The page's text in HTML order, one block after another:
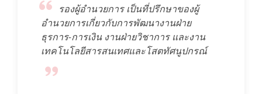
รองผู้อำนวยการ เป็นที่ปรึกษาของผู้
อำนวยการเกี่ยวกับการพัฒนางานฝ่าย
ธุรการ-การเงิน งานฝ่ายวิชาการ และงาน
เทคโนโลยีสารสนเทศและโสตทัศนูปกรณ์